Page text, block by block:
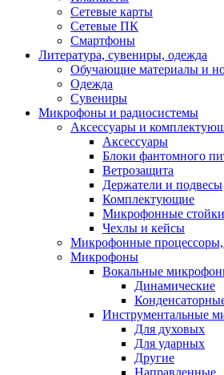
Сетевые карты
Сетевые ПК
Смартфоны
Литература, сувениры, одежда
Обучающие материалы и
Одежда
Сувениры
Микрофоны и радиосистемы
Аксессуары и
Аксессуары
Блоки фантомного
Ветрозащита
Держатели и подвесы
Комплектующие
Микрофонные
Чехлы и кейсы
Микрофонные
Микрофоны
Вокальные
Динамические
Инструментальные
Для духовых
Для ударных
Другие
Направленные